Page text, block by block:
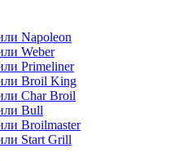
Napoleon
Weber
Primeliner
Broil King
Char Broil
Bull
Broilmaster
Start Grill